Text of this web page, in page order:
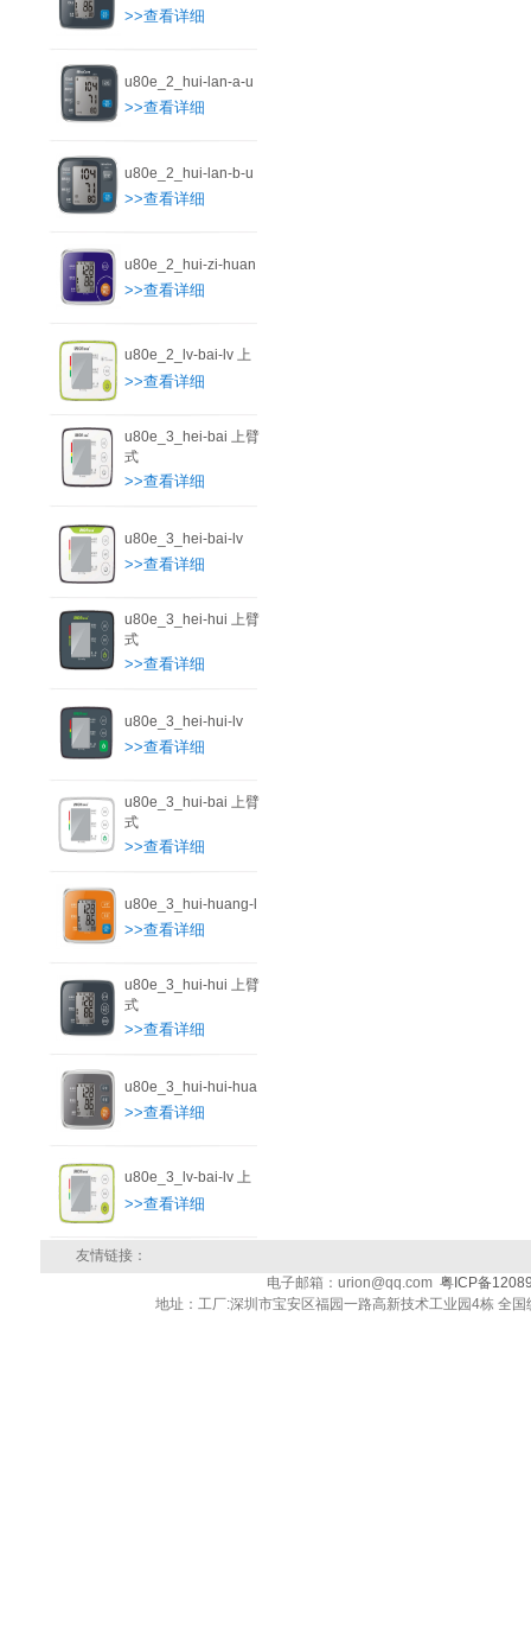
>>查看详细
u80e_2_hui-lan-a-u
>>查看详细
u80e_2_hui-lan-b-u
>>查看详细
u80e_2_hui-zi-huan
>>查看详细
u80e_2_lv-bai-lv 上
>>查看详细
u80e_3_hei-bai 上臂
式
>>查看详细
u80e_3_hei-bai-lv
>>查看详细
u80e_3_hei-hui 上臂
式
>>查看详细
u80e_3_hei-hui-lv
>>查看详细
u80e_3_hui-bai 上臂
式
>>查看详细
u80e_3_hui-huang-l
>>查看详细
u80e_3_hui-hui 上臂
式
>>查看详细
u80e_3_hui-hui-hua
>>查看详细
u80e_3_lv-bai-lv 上
>>查看详细
友情链接：
电子邮箱：urion@qq.com 粤ICP备
地址：工厂:深圳市宝安区福园一路高新技术工业园4栋 全